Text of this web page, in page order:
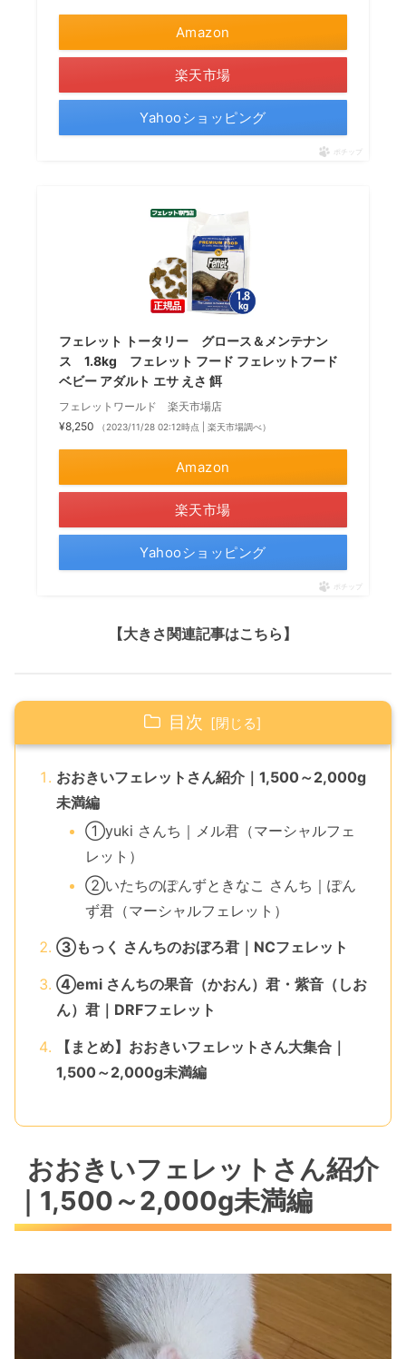
Amazon
楽天市場
Yahooショッピング
ポチップ
フェレット トータリー グロース＆メンテナン
ス 1.8kg フェレット フード フェレットフード
ベビー アダルト エサ えさ 餌
フェレットワールド 楽天市場店
¥8,250
（2023/11/28 02:12時点 | 楽天市場調べ）
Amazon
楽天市場
Yahooショッピング
ポチップ
【大きさ関連記事はこちら】
目次
おおきいフェレットさん紹介｜1,500～2,000g
未満編
①yuki さんち｜メル君（マーシャルフェ
レット）
②いたちのぽんずときなこ さんち｜ぽん
ず君（マーシャルフェレット）
③もっく さんちのおぼろ君｜NCフェレット
④emi さんちの果音（かおん）君・紫音（しお
ん）君｜DRFフェレット
【まとめ】おおきいフェレットさん大集合｜
1,500～2,000g未満編
おおきいフェレットさん紹介
｜1,500～2,000g未満編